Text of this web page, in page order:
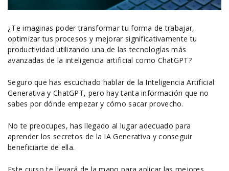
¿Te imaginas poder transformar tu forma de trabajar,
optimizar tus procesos y mejorar significativamente tu
productividad utilizando una de las tecnologías más
avanzadas de la inteligencia artificial como ChatGPT?
Seguro que has escuchado hablar de la Inteligencia Artificial
Generativa y ChatGPT, pero hay tanta información que no
sabes por dónde empezar y cómo sacar provecho.
No te preocupes, has llegado al lugar adecuado para
aprender los secretos de la IA Generativa y conseguir
beneficiarte de ella.
Este curso te llevará de la mano para aplicar las mejores